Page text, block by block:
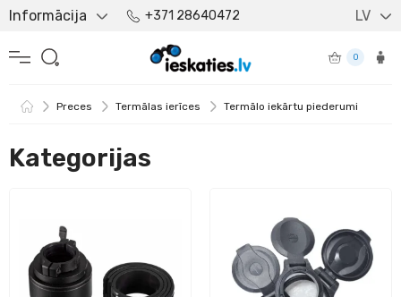
Informācija +371 28640472 LV
0
Preces Termālas ierīces Termālo iekārtu piederumi
Kategorijas